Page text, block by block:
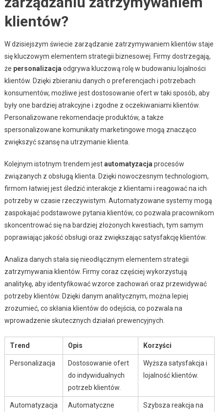
klientów?
W dzisiejszym świecie zarządzanie zatrzymywaniem klientów staje
się kluczowym elementem strategii biznesowej. Firmy dostrzegają,
że personalizacja odgrywa kluczową rolę w budowaniu lojalności
klientów. Dzięki zbieraniu danych o preferencjach i potrzebach
konsumentów, możliwe jest dostosowanie ofert w taki sposób, aby
były one bardziej atrakcyjne i zgodne z oczekiwaniami klientów.
Personalizowane rekomendacje produktów, a także
spersonalizowane komunikaty marketingowe mogą znacząco
zwiększyć szansę na utrzymanie klienta.
Kolejnym istotnym trendem jestautomatyzacja procesów
związanych z obsługą klienta. Dzięki nowoczesnym technologiom,
firmom łatwiej jest śledzić interakcje z klientami i reagować na ich
potrzeby w czasie rzeczywistym. Automatyzowane systemy mogą
zaspokajać podstawowe pytania klientów, co pozwala pracownikom
skoncentrować się na bardziej złożonych kwestiach, tym samym
poprawiając jakość obsługi oraz zwiększając satysfakcję klientów.
Analiza danych stała się nieodłącznym elementem strategii
zatrzymywania klientów. Firmy coraz częściej wykorzystują
analitykę, aby identyfikować wzorce zachowań oraz przewidywać
potrzeby klientów. Dzięki danym analitycznym, można lepiej
zrozumieć, co skłania klientów do odejścia, co pozwala na
wprowadzenie skutecznych działań prewencyjnych.
Trend Opis Korzyści
Personalizacja
Dostosowanie ofert
do indywidualnych
potrzeb klientów.
Wyższa satysfakcja i
lojalność klientów.
Automatyzacja
Automatyczne
Szybsza reakcja na